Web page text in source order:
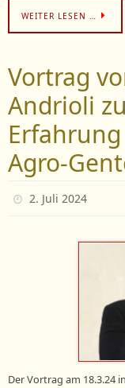
WEITER LESEN …
Vortrag
Andrioli
Agro-
2. Juli 2024
Der Vortrag am 18.3.24